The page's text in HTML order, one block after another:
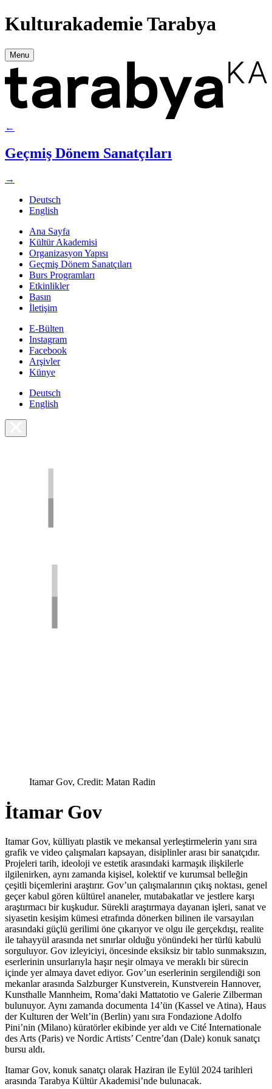
Kulturakademie Tarabya
Menu
←
Geçmiş Dönem Sanatçıları
→
Deutsch
English
Ana Sayfa
Kültür Akademisi
Organizasyon Yapısı
Geçmiş Dönem Sanatçıları
Burs Programları
Etkinlikler
Basın
İletişim
E-Bülten
Instagram
Facebook
Arşivler
Künye
Deutsch
English
Itamar Gov, Credit: Matan Radin
İtamar Gov
Itamar Gov, külliyatı plastik ve mekansal yerleştirmelerin yanı sıra
grafik ve video çalışmaları kapsayan, disiplinler arası bir sanatçıdır.
Projeleri tarih, ideoloji ve estetik arasındaki karmaşık ilişkilerle
ilgilenirken, aynı zamanda kişisel, kolektif ve kurumsal belleğin
çeşitli biçemlerini araştırır. Gov’un çalışmalarının çıkış noktası, genel
geçer kabul gören kültürel ananeler, mutabakatlar ve jestlere karşı
araştırmacı bir kuşkudur. Sürekli araştırmaya dayanan işleri, sanat ve
siyasetin kesişim kümesi etrafında dönerken bilinen ile varsayılan
arasındaki güçlü gerilimi öne çıkarıyor ve olgu ile gerçekdışı, realite
ile tahayyül arasında net sınırlar olduğu yönündeki her türlü kabulü
sorguluyor. Gov izleyiciyi, öncesinde eksiksiz bir tablo sunmaksızın,
eserlerinin unsurlarıyla haşır neşir olmaya ve meraklı bir sürecin
içinde yer almaya davet ediyor. Gov’un eserlerinin sergilendiği son
mekanlar arasında Salzburger Kunstverein, Kunstverein Hannover,
Kunsthalle Mannheim, Roma’daki Mattatotio ve Galerie Zilberman
bulunuyor. Aynı zamanda documenta 14’ün (Kassel ve Atina), Haus
der Kulturen der Welt’in (Berlin) yanı sıra Fondazione Adolfo
Pini’nin (Milano) küratörler ekibinde yer aldı ve Cité Internationale
des Arts (Paris) ve Nordic Artists’ Centre’dan (Dale) konuk sanatçı
bursu aldı.
Itamar Gov, konuk sanatçı olarak Haziran ile Eylül 2024 tarihleri
arasında Tarabya Kültür Akademisi’nde bulunacak.